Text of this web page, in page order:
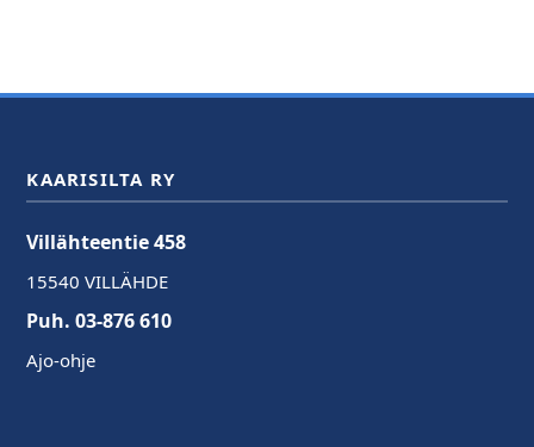
KAARISILTA RY
Villähteentie 458
15540 VILLÄHDE
Puh. 03-876 610
Ajo-ohje